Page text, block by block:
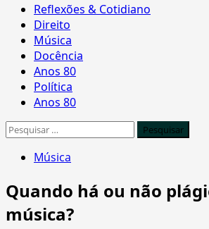
Primary
Menu
Reflexões & Cotidiano
Direito
Música
Docência
Anos 80
Política
Anos 80
Pesquisar
Música
Quando há ou não
música?